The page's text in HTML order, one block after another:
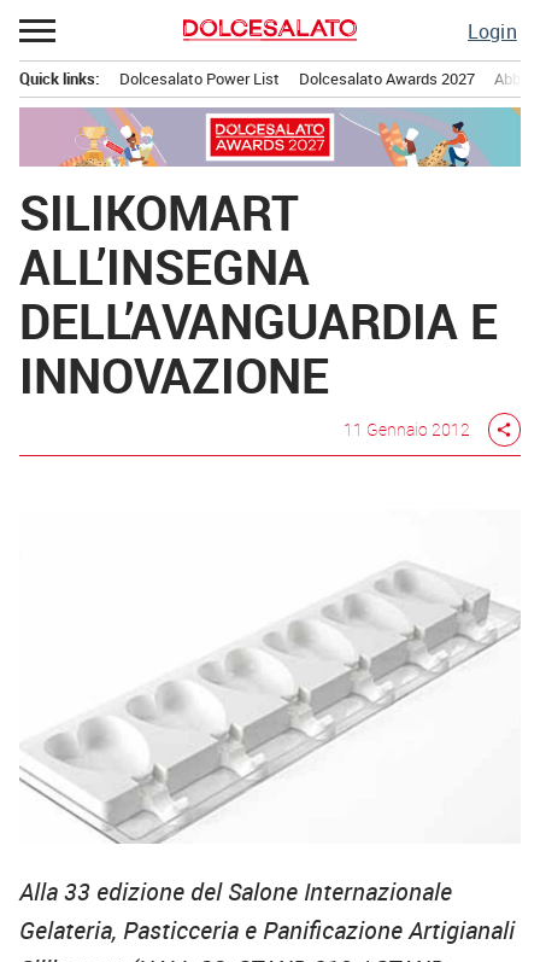
Passa
al
contenuto
Login
principale
Quick links: Dolcesalato Power List Dolcesalato Awards 2027
SILIKOMART
ALL’INSEGNA
DELL’AVANGUARDIA E
INNOVAZIONE
11 Gennaio 2012 share
Alla 33 edizione del Salone Internazionale
Gelateria, Pasticceria e Panificazione Artigianali